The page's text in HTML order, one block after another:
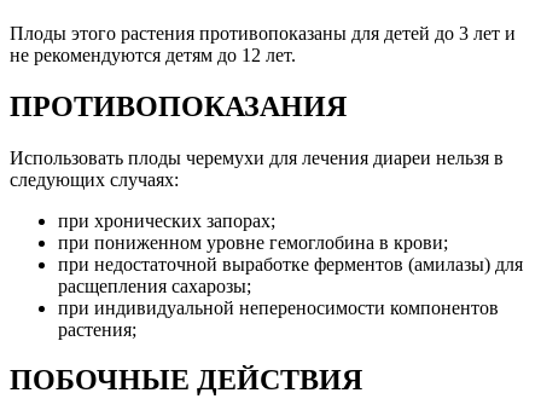
Плоды этого растения противопоказаны для детей до 3 лет и
не рекомендуются детям до 12 лет.
ПРОТИВОПОКАЗАНИЯ
Использовать плоды черемухи для лечения диареи нельзя в
следующих случаях:
при хронических запорах;
при пониженном уровне гемоглобина в крови;
при недостаточной выработке ферментов (амилазы) для
расщепления сахарозы;
при индивидуальной непереносимости компонентов
растения;
ПОБОЧНЫЕ ДЕЙСТВИЯ